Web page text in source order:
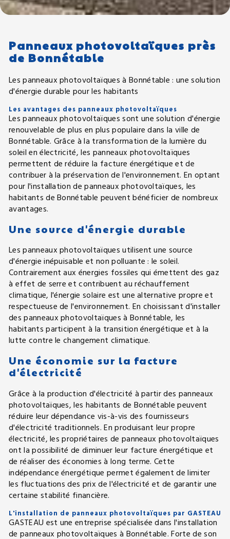
Panneaux photovoltaïques près
de Bonnétable
Les panneaux photovoltaïques à Bonnétable : une solution
d'énergie durable pour les habitants
Les avantages des panneaux photovoltaïques
Les panneaux photovoltaïques sont une solution d'énergie
renouvelable de plus en plus populaire dans la ville de
Bonnétable. Grâce à la transformation de la lumière du
soleil en électricité, les panneaux photovoltaïques
permettent de réduire la facture énergétique et de
contribuer à la préservation de l'environnement. En optant
pour l'installation de panneaux photovoltaïques, les
habitants de Bonnétable peuvent bénéficier de nombreux
avantages.
Une source d'énergie durable
Les panneaux photovoltaïques utilisent une source
d'énergie inépuisable et non polluante : le soleil.
Contrairement aux énergies fossiles qui émettent des gaz
à effet de serre et contribuent au réchauffement
climatique, l'énergie solaire est une alternative propre et
respectueuse de l'environnement. En choisissant d'installer
des panneaux photovoltaïques à Bonnétable, les
habitants participent à la transition énergétique et à la
lutte contre le changement climatique.
Une économie sur la facture
d'électricité
Grâce à la production d'électricité à partir des panneaux
photovoltaïques, les habitants de Bonnétable peuvent
réduire leur dépendance vis-à-vis des fournisseurs
d'électricité traditionnels. En produisant leur propre
électricité, les propriétaires de panneaux photovoltaïques
ont la possibilité de diminuer leur facture énergétique et
de réaliser des économies à long terme. Cette
indépendance énergétique permet également de limiter
les fluctuations des prix de l'électricité et de garantir une
certaine stabilité financière.
L'installation de panneaux photovoltaïques par GASTEAU
GASTEAU est une entreprise spécialisée dans l'installation
de panneaux photovoltaïques à Bonnétable. Forte de son